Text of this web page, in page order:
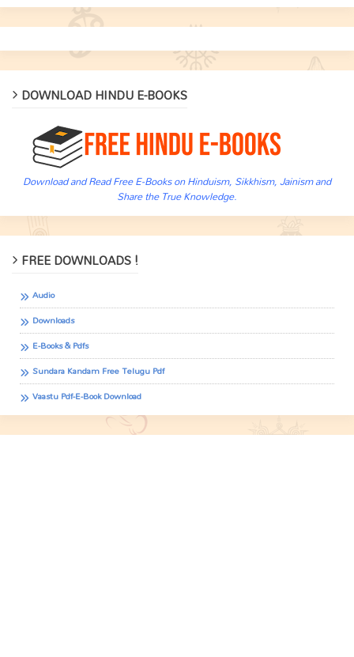
DOWNLOAD HINDU E-BOOKS
Download and Read Free E-Books on Hinduism, Sikkhism, Jainism and
Share the True Knowledge.
FREE DOWNLOADS !
Audio
Downloads
E-Books & Pdfs
Sundara Kandam Free Telugu Pdf
Vaastu Pdf-E-Book Download